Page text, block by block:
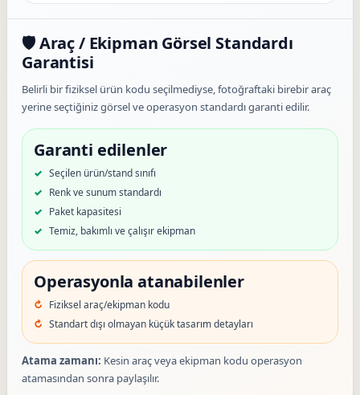
🛡️ Araç / Ekipman Görsel Standardı
Garantisi
Belirli bir fiziksel ürün kodu seçilmediyse, fotoğraftaki birebir araç
yerine seçtiğiniz görsel ve operasyon standardı garanti edilir.
Garanti edilenler
Seçilen ürün/stand sınıfı
Renk ve sunum standardı
Paket kapasitesi
Temiz, bakımlı ve çalışır ekipman
Operasyonla atanabilenler
Fiziksel araç/ekipman kodu
Standart dışı olmayan küçük tasarım detayları
Atama zamanı: Kesin araç veya ekipman kodu operasyon
atamasından sonra paylaşılır.